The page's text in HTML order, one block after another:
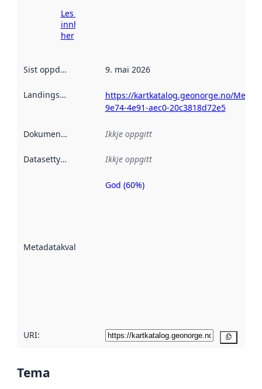
Les meir om
innhenting
her
Sist oppdatert 9. mai 2026
Landingsside
https://kartkatalog.geonorge.no/
9e74-4e91-aec0-20c3818d72e5
Dokumentasjon Ikkje oppgitt
Datasettype Ikkje oppgitt
Metadatakvalitet
Metadatakvalitet
God (60%)
URI:
Tema